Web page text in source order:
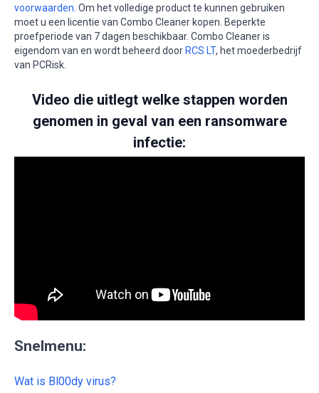
voorwaarden . Om het volledige product te kunnen gebruiken
moet u een licentie van Combo Cleaner kopen. Beperkte
proefperiode van 7 dagen beschikbaar. Combo Cleaner is
eigendom van en wordt beheerd door RCS LT, het moederbedrijf
van PCRisk.
Video die uitlegt welke stappen worden
genomen in geval van een ransomware
infectie:
Snelmenu:
Wat is Bl00dy virus?